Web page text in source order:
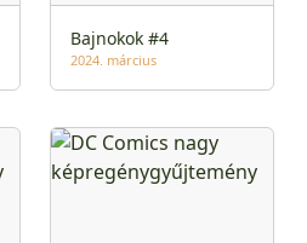
Bajnokok #4
2024. március